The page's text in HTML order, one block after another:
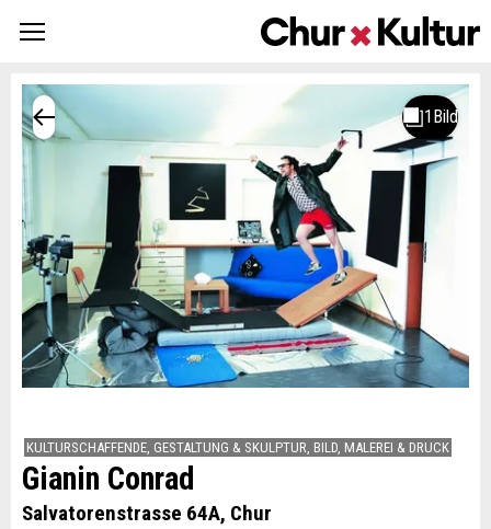
KULTURSCHAFFENDE, GESTALTUNG & SKULPTUR, BILD, MALEREI & DRUCK
Gianin Conrad
Salvatorenstrasse 64A, Chur